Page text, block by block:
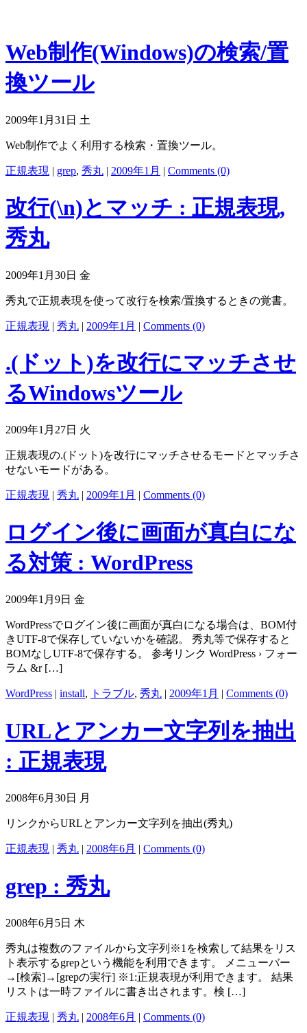
Web制作(Windows)の検索/置
換ツール
2009年1月31日 土
Web制作でよく利用する検索・置換ツール。
正規表現 | grep, 秀丸 | 2009年1月 | Comments (0)
改行(\n)とマッチ : 正規表現,
秀丸
2009年1月30日 金
秀丸で正規表現を使って改行を検索/置換するときの覚書。
正規表現 | 秀丸 | 2009年1月 | Comments (0)
.(ドット)を改行にマッチさせ
るWindowsツール
2009年1月27日 火
正規表現の.(ドット)を改行にマッチさせるモードとマッチさ
せないモードがある。
正規表現 | 秀丸 | 2009年1月 | Comments (0)
ログイン後に画面が真白にな
る対策 : WordPress
2009年1月9日 金
WordPressでログイン後に画面が真白になる場合は、BOM付
きUTF-8で保存していないかを確認。 秀丸等で保存すると
BOMなしUTF-8で保存する。 参考リンク WordPress › フォー
ラム &r […]
WordPress | install, トラブル, 秀丸 | 2009年1月 | Comments (0)
URLとアンカー文字列を抽出
: 正規表現
2008年6月30日 月
リンクからURLとアンカー文字列を抽出(秀丸)
正規表現 | 秀丸 | 2008年6月 | Comments (0)
grep : 秀丸
2008年6月5日 木
秀丸は複数のファイルから文字列※1を検索して結果をリス
ト表示するgrepという機能を利用できます。 メニューバー
→[検索]→[grepの実行] ※1:正規表現が利用できます。 結果
リストは一時ファイルに書き出されます。検 […]
正規表現 | 秀丸 | 2008年6月 | Comments (0)